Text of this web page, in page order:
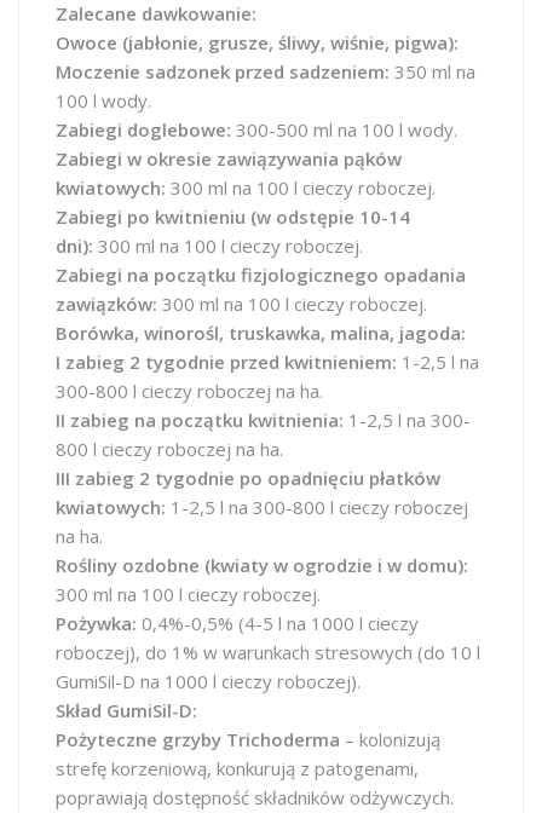
Zalecane dawkowanie:
Owoce (jabłonie, grusze, śliwy, wiśnie, pigwa):
Moczenie sadzonek przed sadzeniem: 350 ml na
100 l wody.
Zabiegi doglebowe: 300-500 ml na 100 l wody.
Zabiegi w okresie zawiązywania pąków
kwiatowych: 300 ml na 100 l cieczy roboczej.
Zabiegi po kwitnieniu (w odstępie 10-14
dni): 300 ml na 100 l cieczy roboczej.
Zabiegi na początku fizjologicznego opadania
zawiązków: 300 ml na 100 l cieczy roboczej.
Borówka, winorośl, truskawka, malina, jagoda:
I zabieg 2 tygodnie przed kwitnieniem: 1-2,5 l na
300-800 l cieczy roboczej na ha.
II zabieg na początku kwitnienia: 1-2,5 l na 300-
800 l cieczy roboczej na ha.
III zabieg 2 tygodnie po opadnięciu płatków
kwiatowych: 1-2,5 l na 300-800 l cieczy roboczej
na ha.
Rośliny ozdobne (kwiaty w ogrodzie i w domu):
300 ml na 100 l cieczy roboczej.
Pożywka: 0,4%-0,5% (4-5 l na 1000 l cieczy
roboczej), do 1% w warunkach stresowych (do 10 l
GumiSil-D na 1000 l cieczy roboczej).
Skład GumiSil-D:
Pożyteczne grzyby Trichoderma – kolonizują
strefę korzeniową, konkurują z patogenami,
poprawiają dostępność składników odżywczych.